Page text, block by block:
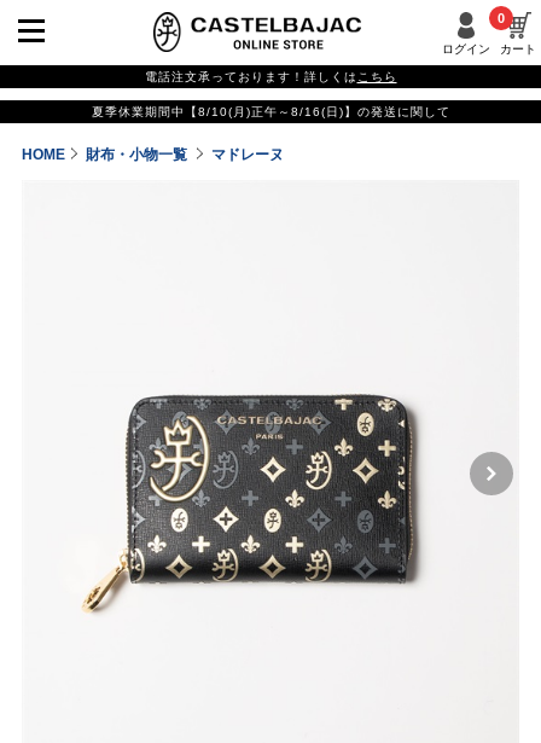
ログイン カート
0
電話注文承っております！詳しくは こちら
夏季休業期間中【8/10(月)正午～8/16(日)】の発送に関して
HOME 財布・小物一覧 マドレーヌ